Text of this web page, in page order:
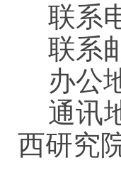
联系
联系
办公
通讯
西研究